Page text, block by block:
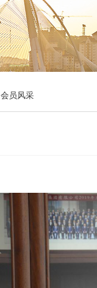
会员风采